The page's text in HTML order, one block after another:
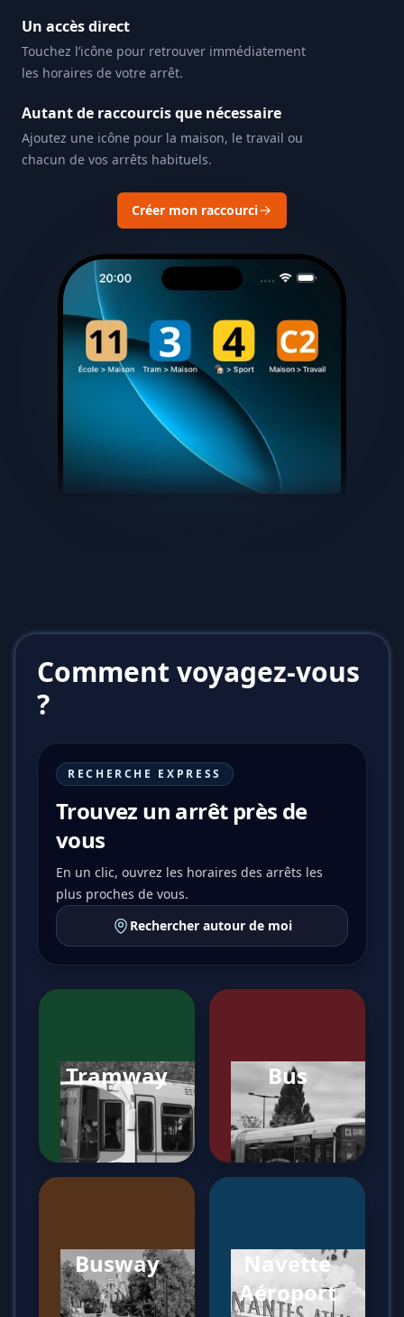
Un accès direct
Touchez l’icône pour retrouver immédiatement
les horaires de votre arrêt.
Autant de raccourcis que nécessaire
Ajoutez une icône pour la maison, le travail ou
chacun de vos arrêts habituels.
Créer mon raccourci
Comment voyagez-vous
?
RECHERCHE EXPRESS
Trouvez un arrêt près de
vous
En un clic, ouvrez les horaires des arrêts les
plus proches de vous.
Rechercher autour de moi
Tramway Bus
Busway
Navette
Aéroport